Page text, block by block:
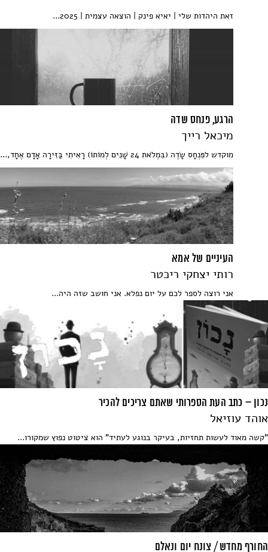
זאת היהדות שלי | יאיא פינק | הוצאה עצמית | 2025...
הרגע, פנחס שדה
מיכאל רייך
מוקדש לפִּנְחָס שָׂדֶה (בִּמְלֹאת 24 שָׁנִים לְמוֹתוֹ) רָאִיתִי בַּזִּירָה אָדָם אֶחָד,...
העיניים של אמא
רותי יצחקי ריכטר
אני רוצה לספר לכם על יום נפלא. אני חושב שזה היה...
נכון – כתב העת הספרותי שאתם צריכים להכיר
אוהד עוזיאל
"קשה מאוד לעשות תחזיות, בעיקר בנוגע לעתיד" הוא ציטוט נפוץ שמקורו...
החורף מחדש / צונח יום ונאלם